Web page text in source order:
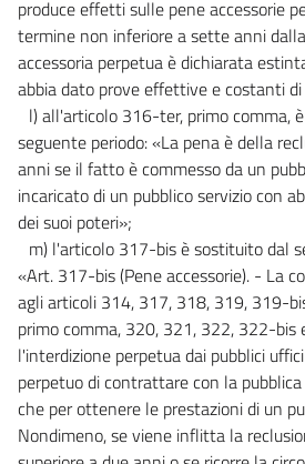
produce effetti sulle pene accessorie
termine non inferiore a sette anni
accessoria perpetua è dichiarata
abbia dato prove effettive e costanti
l) all'articolo 316-ter, primo comma,
seguente periodo: «La pena è della
anni se il fatto è commesso da un
incaricato di un pubblico servizio con
dei suoi poteri»;
m) l'articolo 317-bis è sostituito dal
«Art. 317-bis (Pene accessorie). - La
agli articoli 314, 317, 318, 319, 319-
primo comma, 320, 321, 322, 322-
l'interdizione perpetua dai pubblici
perpetuo di contrattare con la
che per ottenere le prestazioni di un
Nondimeno, se viene inflitta la